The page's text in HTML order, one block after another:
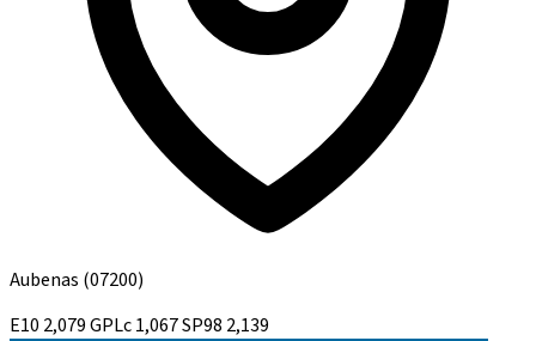
Aubenas (07200)
E10 2,079GPLc1,067SP98 2,139